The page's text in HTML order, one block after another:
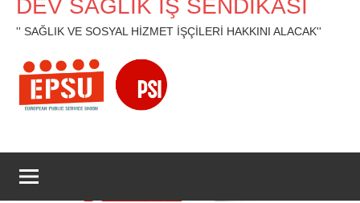
DEV SAĞLIK İŞ SENDİKASI
'' SAĞLIK VE SOSYAL HİZMET İŞÇİLERİ HAKKINI ALACAK''